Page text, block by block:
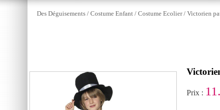
Des Déguisements / Costume Enfant / Costume Ecolier/ Victorien
Prix :